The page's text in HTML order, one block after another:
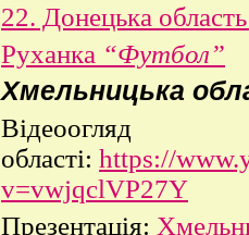
22. Донецька
Руханка “Футбол”
Хмельницька
Відеоогляд
області: https://
v=vwjqclVP27Y
Презентація: